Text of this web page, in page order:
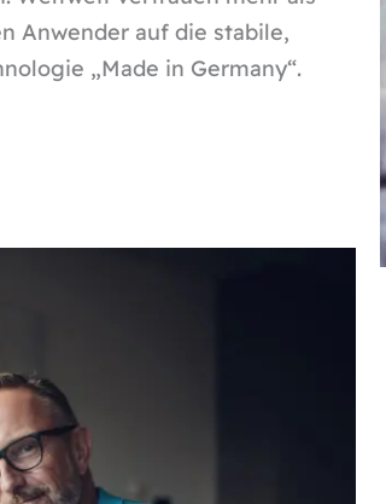
Anwender auf die stabile,
„Made in Germany“.